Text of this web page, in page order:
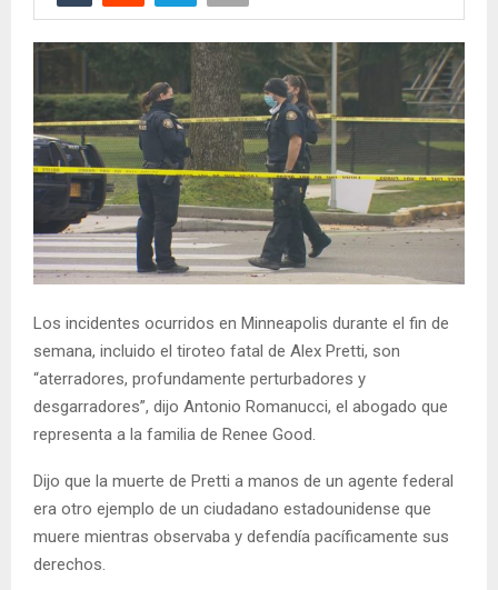
Los incidentes ocurridos en Minneapolis durante el fin de
semana, incluido el tiroteo fatal de Alex Pretti, son
“aterradores, profundamente perturbadores y
desgarradores”, dijo Antonio Romanucci, el abogado que
representa a la familia de Renee Good.
Dijo que la muerte de Pretti a manos de un agente federal
era otro ejemplo de un ciudadano estadounidense que
muere mientras observaba y defendía pacíficamente sus
derechos.